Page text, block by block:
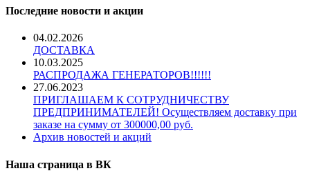
Последние новости и акции
04.02.2026
ДОСТАВКА
10.03.2025
РАСПРОДАЖА ГЕНЕРАТОРОВ!!!!!!
27.06.2023
ПРИГЛАШАЕМ К СОТРУДНИЧЕСТВУ
ПРЕДПРИНИМАТЕЛЕЙ! Осуществляем доставку при
заказе на сумму от 300000,00 руб.
Архив новостей и акций
Наша страница в ВК